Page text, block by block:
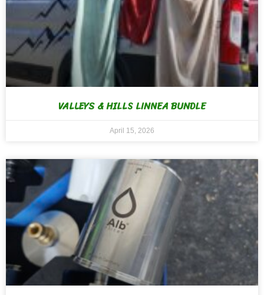
VALLEYS & HILLS LINNEA BUNDLE
April 15, 2026